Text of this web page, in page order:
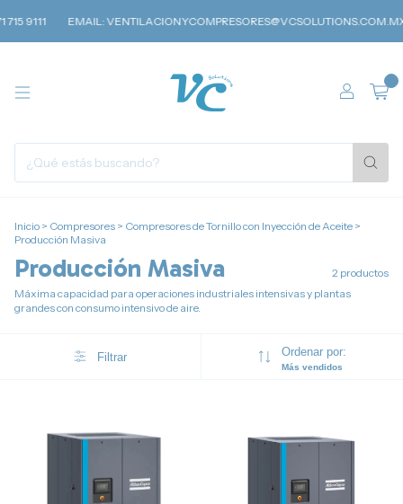
9111 EMAIL:VENTILACIONYCOMPRESORES@VCSOLUTIONS.COM.MX
Inicio > Compresores > Compresores de Tornillo con Inyección de Aceite >
Producción Masiva
Producción Masiva
2 productos
Máxima capacidad para operaciones industriales intensivas y plantas
grandes con consumo intensivo de aire.
Filtrar Ordenar por:
Más vendidos